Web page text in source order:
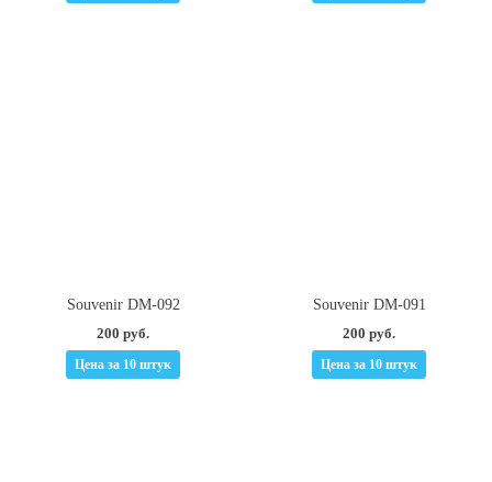
Souvenir DM-092
200 руб.
Цена за 10 штук
Souvenir DM-091
200 руб.
Цена за 10 штук